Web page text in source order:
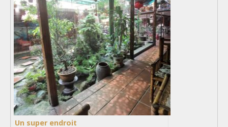
Un super endroit